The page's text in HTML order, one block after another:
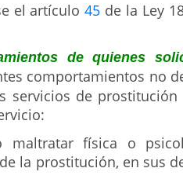
el artículo45 de la Ley
de quienes
comportamientos no
servicios de
maltratar física o
la prostitución, en sus